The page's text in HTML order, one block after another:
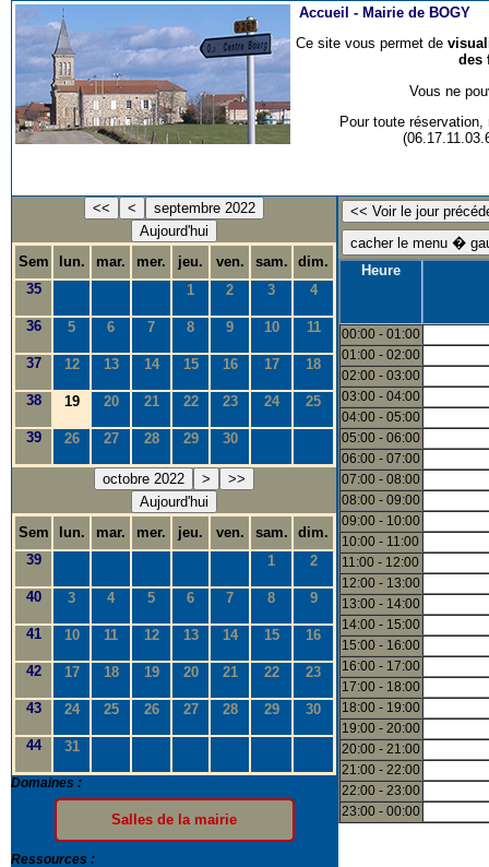
Accueil - Mairie de BOGY
Ce site vous permet de
des
Vous ne
Pour toute
<< <
septembre 2022
Aujourd'hui
Sem
lun. mar. mer. jeu. ven. sam.
dim.
35
1 2 3 4
36 5 6 7 8 9 10 11
37 12 13 14 15 16 17 18
38 19 20 21 22 23 24 25
39 26 27 28 29 30
octobre 2022 >
>>
Aujourd'hui
Sem
lun. mar. mer. jeu. ven. sam.
dim.
39
1 2
40 3 4 5 6 7 8 9
41 10 11 12 13 14 15 16
42 17 18 19 20 21 22 23
43 24 25 26 27 28 29 30
44 31
Domaines :
Ressources :
Heure
00:00 - 01:00
01:00 - 02:00
02:00 - 03:00
03:00 - 04:00
04:00 - 05:00
05:00 - 06:00
06:00 - 07:00
07:00 - 08:00
08:00 - 09:00
09:00 - 10:00
10:00 - 11:00
11:00 - 12:00
12:00 - 13:00
13:00 - 14:00
14:00 - 15:00
15:00 - 16:00
16:00 - 17:00
17:00 - 18:00
18:00 - 19:00
19:00 - 20:00
20:00 - 21:00
21:00 - 22:00
22:00 - 23:00
23:00 - 00:00